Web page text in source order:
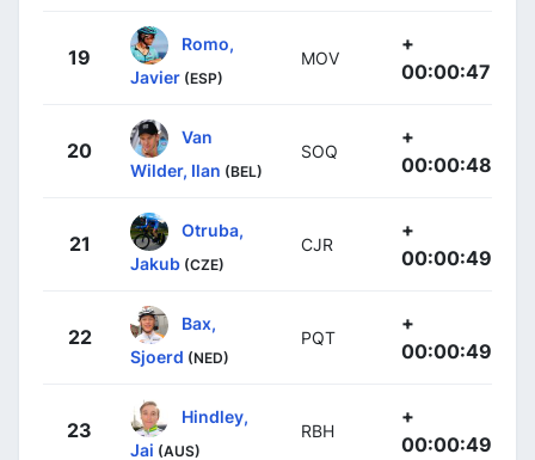
19
Romo,
Javier (ESP)
MOV
+
00:00:47
20
Van
Wilder, Ilan (BEL)
SOQ
+
00:00:48
21
Otruba,
Jakub (CZE)
CJR
+
00:00:49
22
Bax,
Sjoerd (NED)
PQT
+
00:00:49
23
Hindley,
Jai (AUS)
RBH
+
00:00:49